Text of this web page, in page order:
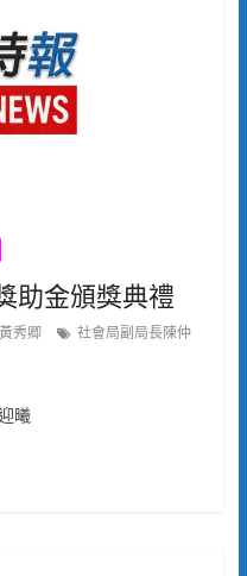
助金頒獎典禮
秀卿
社會局副局長陳仲
曦